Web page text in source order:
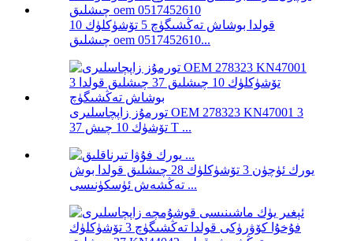
قولدا بوشاش تەڭشىگۈچ 5 تۆشۈكلۈك 10
چىشلىق oem 0517452610...
تورمۇز زاپچاسلىرى OEM 278323 KN47001 3
تۆشۈك 10 چىش 37 T ...
يورك ئۈچۈن 3 تۆشۈكلۈك 28 چىشلىق قولدا بوش
تەڭشەش ئۈسكۈنىسى ...